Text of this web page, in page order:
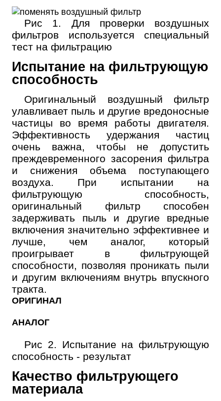
Рис 1. Для проверки воздушных
фильтров используется специальный
тест на фильтрацию
Испытание на фильтрующую
способность
Оригинальный воздушный фильтр
улавливает пыль и другие вредоносные
частицы во время работы двигателя.
Эффективность удержания частиц
очень важна, чтобы не допустить
преждевременного засорения фильтра
и снижения объема поступающего
воздуха. При испытании на
фильтрующую способность,
оригинальный фильтр способен
задерживать пыль и другие вредные
включения значительно эффективнее и
лучше, чем аналог, который
проигрывает в фильтрующей
способности, позволяя проникать пыли
и другим включениям внутрь впускного
тракта.
ОРИГИНАЛ
АНАЛОГ
Рис 2. Испытание на фильтрующую
способность - результат
Качество фильтрующего
материала
Далее
Номер телефона